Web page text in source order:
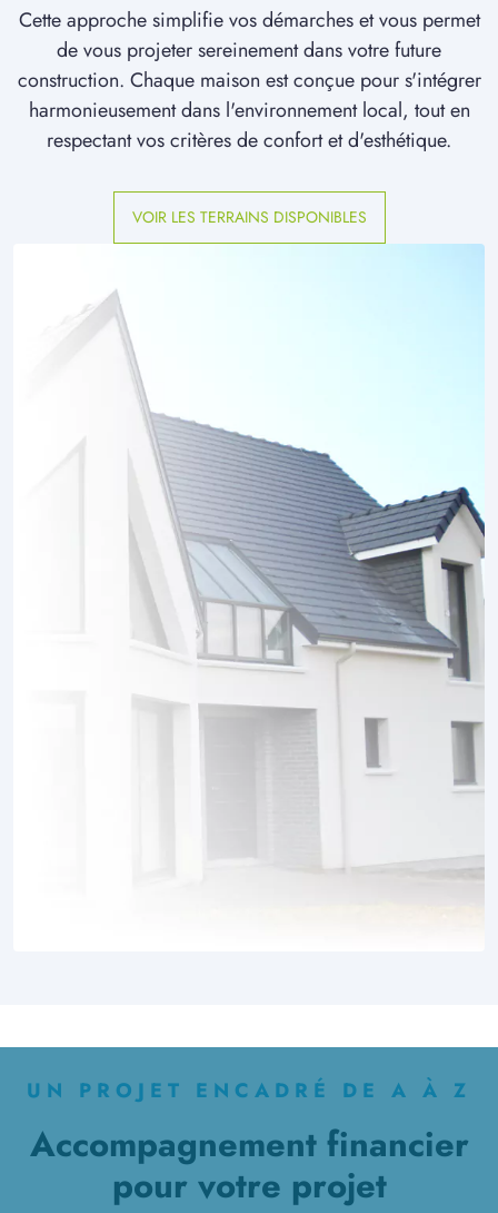
Cette approche simplifie vos démarches et vous permet
de vous projeter sereinement dans votre future
construction. Chaque maison est conçue pour s'intégrer
harmonieusement dans l'environnement local, tout en
respectant vos critères de confort et d'esthétique.
VOIR LES TERRAINS DISPONIBLES
UN PROJET ENCADRÉ DE A À Z
Accompagnement financier
pour votre projet